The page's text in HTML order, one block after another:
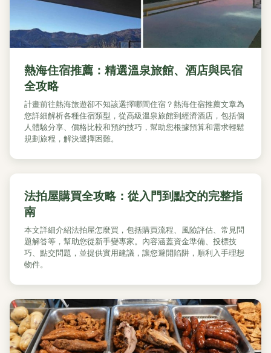
熱海住宿推薦：精選溫泉旅館、酒店與民宿
全攻略
計畫前往熱海旅遊卻不知該選擇哪間住宿？熱海住宿推薦文章為
您詳細解析各種住宿類型，從高級溫泉旅館到經濟酒店，包括個
人體驗分享、價格比較和預約技巧，幫助您根據預算和需求輕鬆
規劃旅程，解決選擇困難。
法拍屋購買全攻略：從入門到點交的完整指
南
本文詳細介紹法拍屋怎麼買，包括購買流程、風險評估、常見問
題解答等，幫助您從新手變專家。內容涵蓋資金準備、投標技
巧、點交問題，並提供實用建議，讓您避開陷阱，順利入手理想
物件。